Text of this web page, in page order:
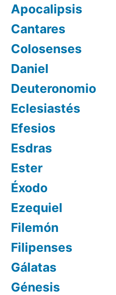
Apocalipsis
Cantares
Colosenses
Daniel
Deuteronomio
Eclesiastés
Efesios
Esdras
Ester
Éxodo
Ezequiel
Filemón
Filipenses
Gálatas
Génesis